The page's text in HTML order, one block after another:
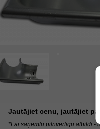
Jautājiet cenu, jautājiet
*Lai saņemtu pilnvērtīgu atbildi -